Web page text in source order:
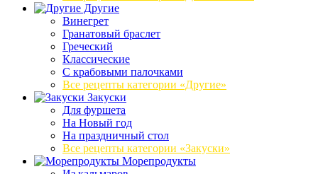
Другие
Винегрет
Гранатовый браслет
Греческий
Классические
С крабовыми палочками
Все рецепты категории «Другие»
Закуски
Для фуршета
На Новый год
На праздничный стол
Все рецепты категории «Закуски»
Морепродукты